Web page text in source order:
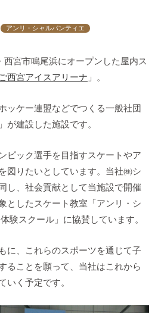
アンリ・シャルパンティエ
西宮市鳴尾浜にオープンした屋内ス
西宮アイスアリーナ 」。
ッケー連盟などでつくる一般社団
が建設した施設です。
ピック選手を目指すスケートやア
図りたいとしています。当社㈱シ
し、社会貢献として当施設で開催
としたスケート教室「アンリ・シ
験スクール」に協賛しています。
に、これらのスポーツを通じて子
ることを願って、当社はこれから
いく予定です。